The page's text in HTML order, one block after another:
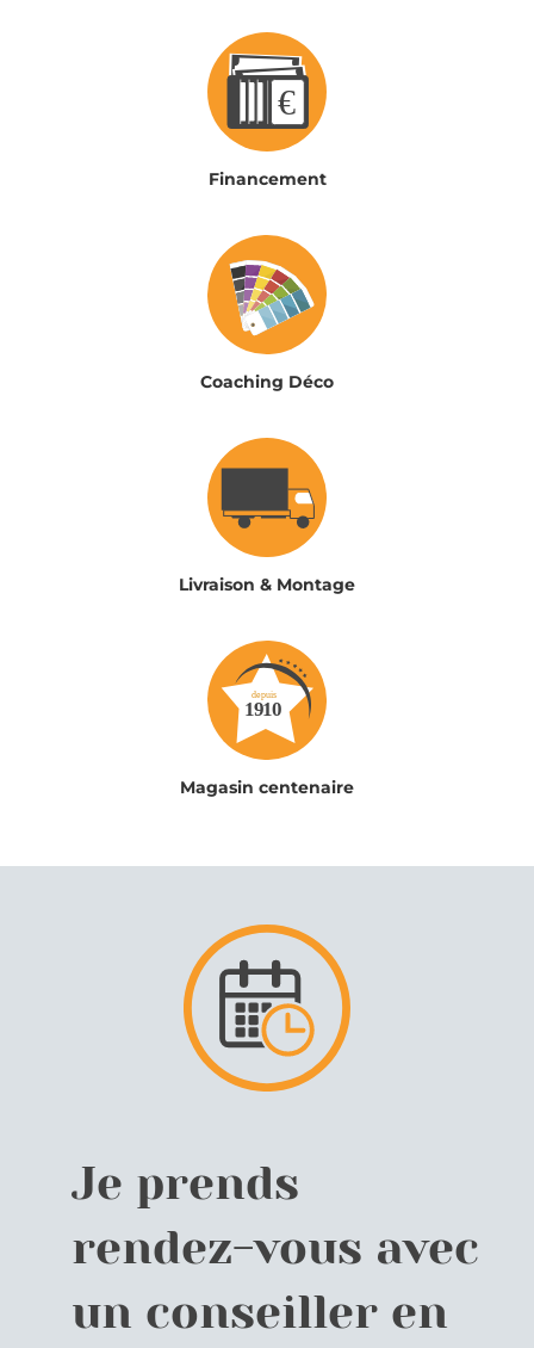
Financement
Coaching Déco
Livraison & Montage
Magasin centenaire
Je prends
rendez-vous avec
un conseiller en